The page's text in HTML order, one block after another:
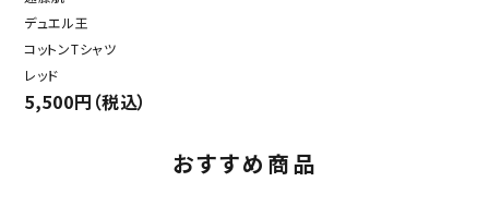
デュエル王
コットンTシャツ
レッド
5,500円（税込）
おすすめ商品